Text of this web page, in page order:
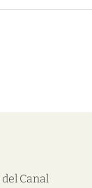
Canal